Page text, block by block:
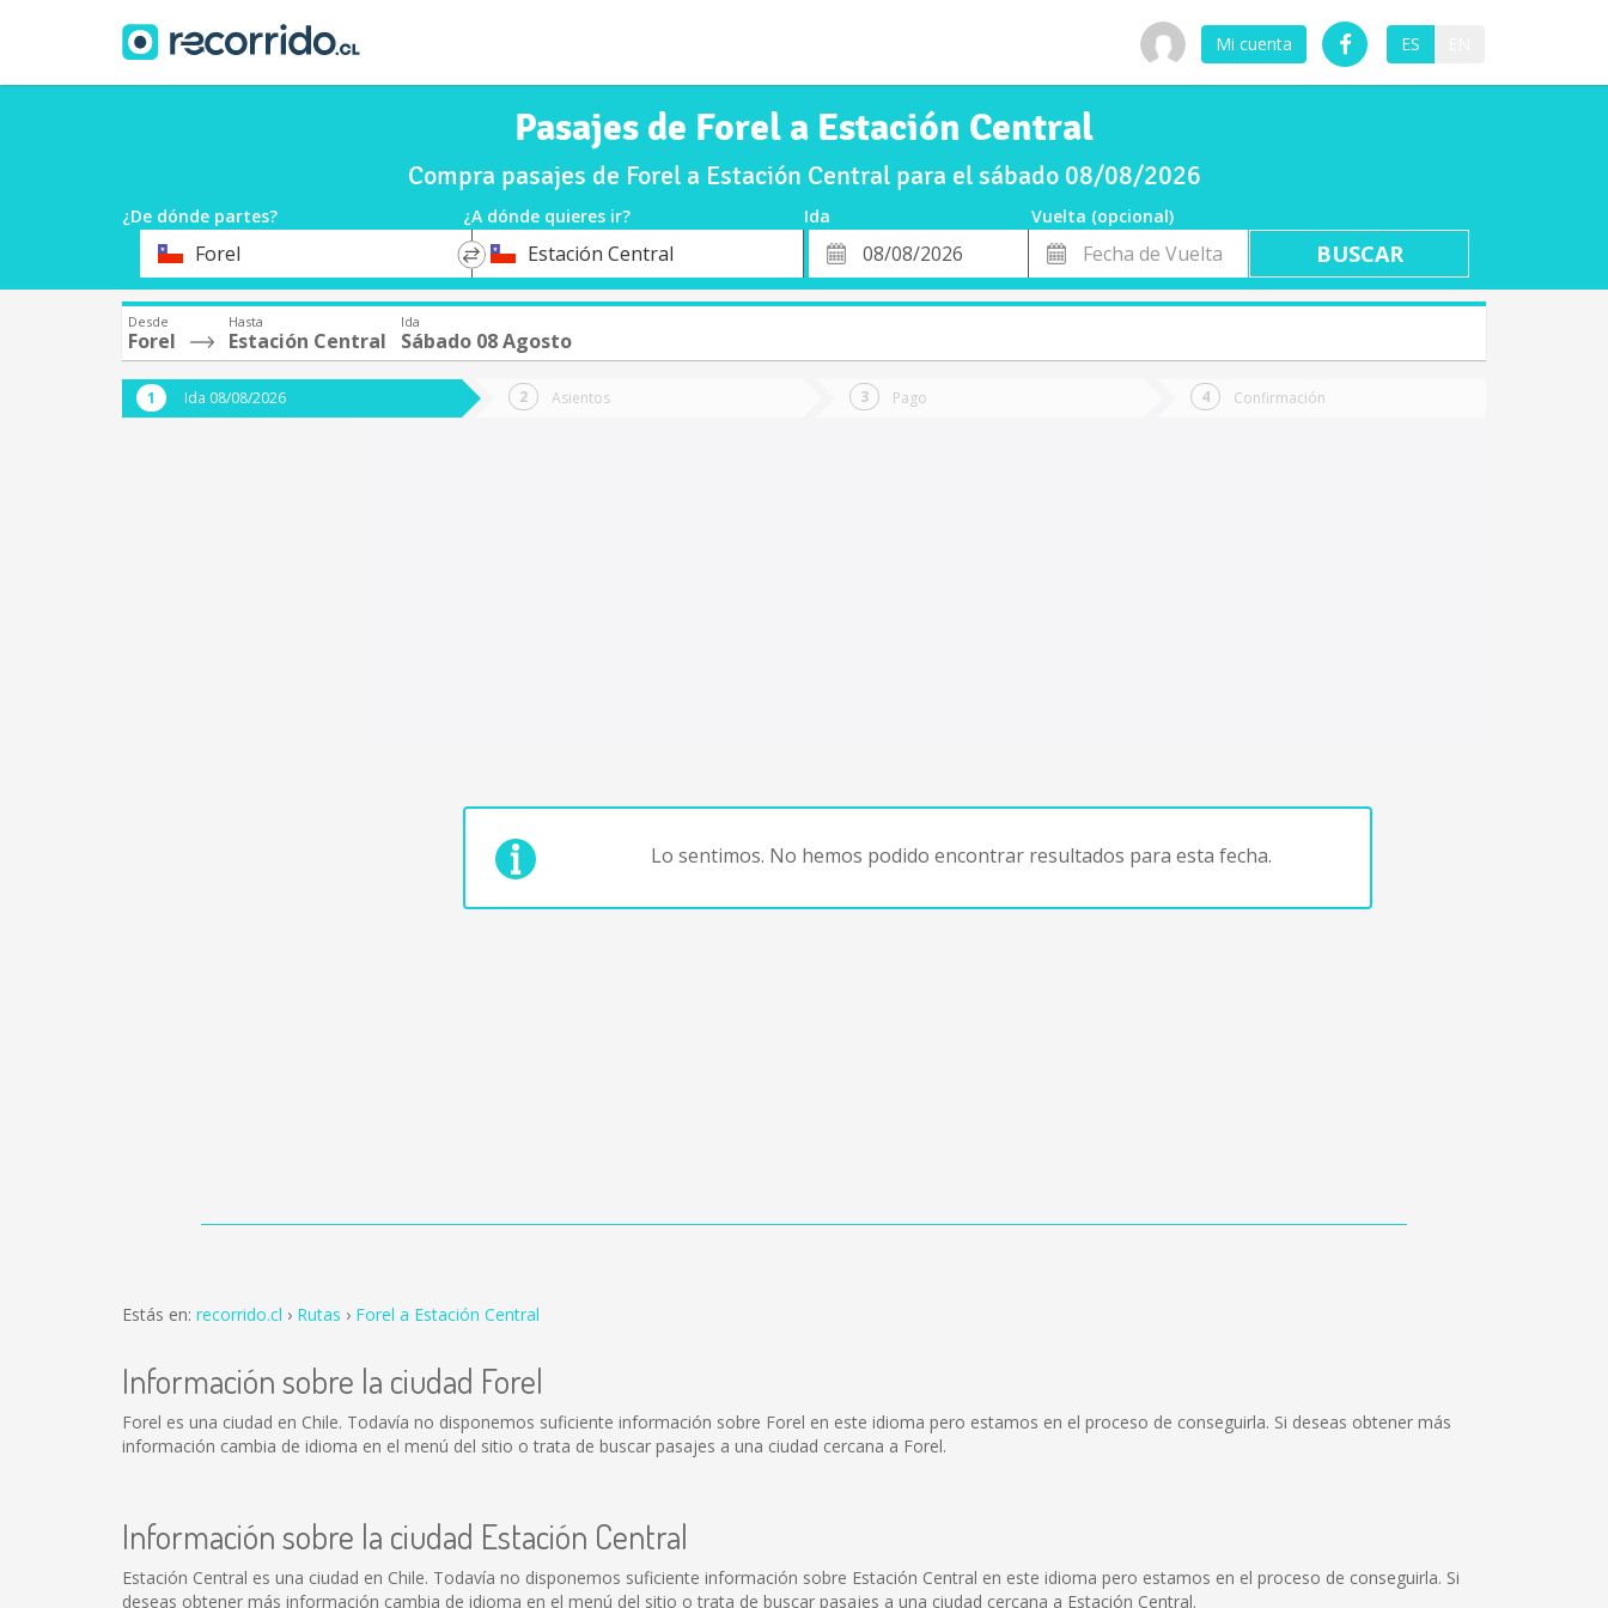
Mi cuenta ES
Pasajes de Forel a Estación Central
Compra pasajes de Forel a Estación Central para el sábado 08/08/2026
¿De dónde partes? ¿A dónde quieres ir? Ida
Vuelta (opcional)
OrigenForel
*
DestinoEstación Central
Fecha
de
Fecha
de
Vuelta
Desde
Forel
Hasta
Estación Central
Ida
Sábado 08 Agosto
Ida 08/08/2026 Asientos Pago Confirmación
Lo sentimos. No hemos podido encontrar resultados para esta fecha.
Estás en: recorrido.cl Rutas Forel a Estación Central
Información sobre la ciudad Forel
Forel es una ciudad en Chile. Todavía no disponemos suficiente información sobre Forel en este idioma pero estamos en el proceso de conseguirla. Si deseas obtener más
información cambia de idioma en el menú del sitio o trata de buscar pasajes a una ciudad cercana a Forel.
Información sobre la ciudad Estación Central
Estación Central es una ciudad en Chile. Todavía no disponemos suficiente información sobre Estación Central en este idioma pero estamos en el proceso de conseguirla. Si
deseas obtener más información cambia de idioma en el menú del sitio o trata de buscar pasajes a una ciudad cercana a Estación Central.